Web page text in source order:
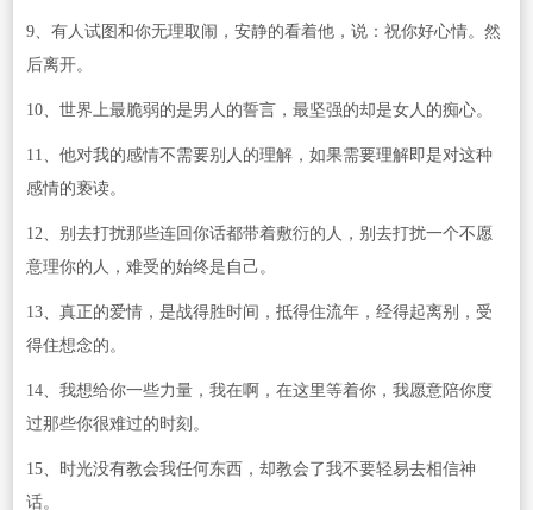
9、有人试图和你无理取闹，安静的看着他，说：祝你好心情。然
后离开。
10、世界上最脆弱的是男人的誓言，最坚强的却是女人的痴心。
11、他对我的感情不需要别人的理解，如果需要理解即是对这种
感情的亵读。
12、别去打扰那些连回你话都带着敷衍的人，别去打扰一个不愿
意理你的人，难受的始终是自己。
13、真正的爱情，是战得胜时间，抵得住流年，经得起离别，受
得住想念的。
14、我想给你一些力量，我在啊，在这里等着你，我愿意陪你度
过那些你很难过的时刻。
15、时光没有教会我任何东西，却教会了我不要轻易去相信神
话。